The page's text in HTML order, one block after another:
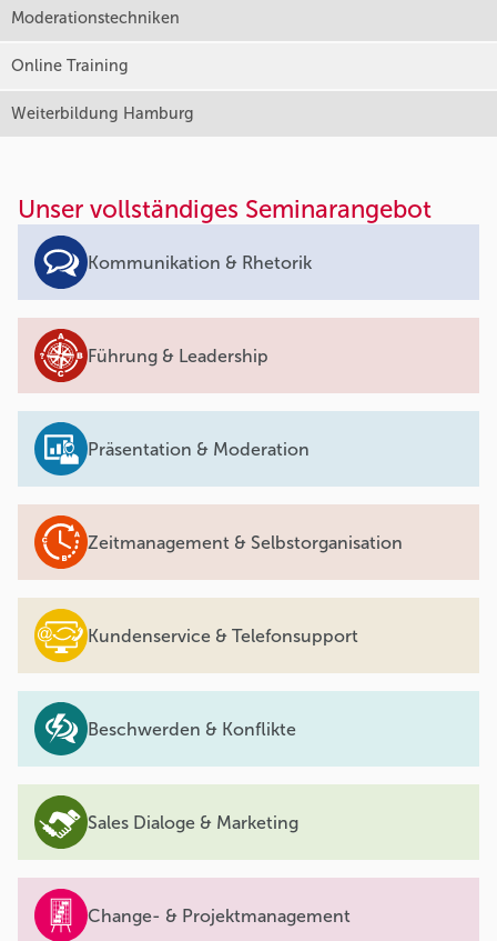
Moderationstechniken
Online Training
Weiterbildung Hamburg
Unser vollständiges Seminarangebot
Kommunikation & Rhetorik
Führung & Leadership
Präsentation & Moderation
Zeitmanagement & Selbstorganisation
Kundenservice & Telefonsupport
Beschwerden & Konflikte
Sales Dialoge & Marketing
Change- & Projektmanagement